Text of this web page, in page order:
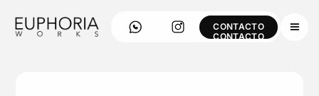
CONTACTO
CONTACTO